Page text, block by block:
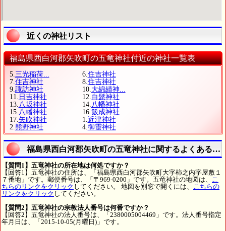
近くの神社リスト
福島県西白河郡矢吹町の五竜神社付近の神社一覧表
5. 三光稲荷... 6. 住吉神社
7. 住吉神社 8. 住吉神社
9. 諏訪神社 10. 大綿績神...
11. 日吉神社 12. 白髭神社
13. 八坂神社 14. 八幡神社
15. 八幡神社 16. 飯成神社
17. 矢吹神社 1. 近津神社
2. 熊野神社 4. 御靈神社
福島県西白河郡矢吹町の五竜神社に関するよくある質
【質問1】五竜神社の所在地は何処ですか？
【回答1】五竜神社の住所は、「福島県西白河郡矢吹町大字柿之内字屋敷１
７番地」です。郵便番号は、「〒969-0200」です。五竜神社の地図は、
こ
ちらのリンクをクリック してください。 地図を別窓で開くには、
こちらの
リンクをクリック してください。
【質問2】五竜神社の宗教法人番号は何番ですか？
【回答2】五竜神社の法人番号は、「2380005004469」です。法人番号指定
年月日は、「2015-10-05(月曜日)」です。